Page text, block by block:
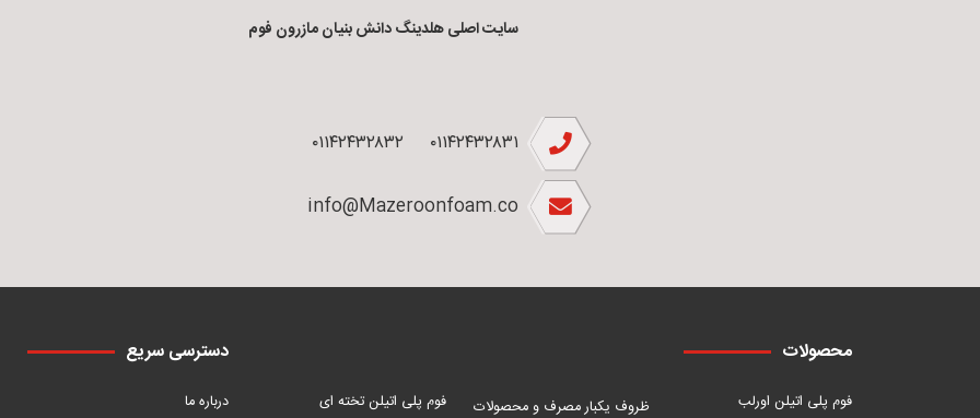
سایت اصلی هلدینگ دانش بنیان مازرون فوم
۰۱۱۴۲۴۳۲۸۳۱ ۰۱۱۴۲۴۳۲۸۳۲
info@Mazeroonfoam.co
محصولات
فوم پلی اتیلن اورلب ظروف یکبار مصرف و محصولات فوم پلی اتیلن تخته ای
دسترسی سریع
درباره ما